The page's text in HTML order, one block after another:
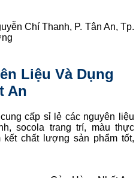
Chí Thanh, P. Tân An, Tp.
Liệu Và Dụng
An
cấp sỉ lẻ các nguyên liệu
socola trang trí, màu thực
kết chất lượng sản phẩm tốt,